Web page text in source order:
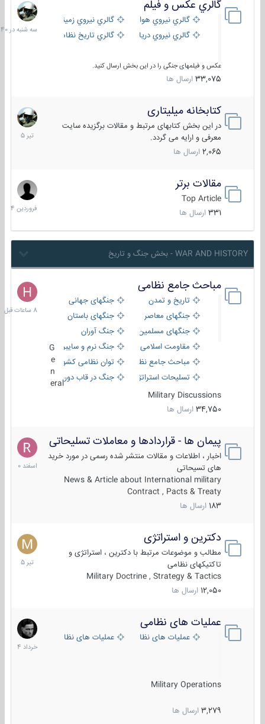
گالري عكس و فيلم
گالري نيروي هوايي
گالري نيروي زميني
گالري نيروي دريايي
گالري تاریخ نظامی
عکس و فیلمهای جنگی را در این بخش ارسال کنید.
33,075 ارسال ها
سه
شنبه
در
کتابخانه میلیتاری
در این بخش کتابهای مرتبط و مقالات برگزیده سایت
معرفی و ارایه می گردد.
2,065 ارسال ها
16
تیر
1405
مقالات برتر
Top Article
331 ارسال ها
29
فروردین
1404
WAR AND HISTORY - بخش جنگ و تاریخ
مباحث جامع نظامی
تاریخ و تمدن
جنگهای جهانی
جنگهای معاصر
جنگهای باستان
جنگهای مسلمین
جنگ آوران
مقاومت اسلامی
جنگ نرم و سایبری
مباحث جامع نظامی
توان نظامی کشورها
تسلیحات استراتژیک
جنگ در قاب دوربین
eral
Military Discussions
34,750 ارسال ها
8
ساعات
قبل
پیمان ها - قراردادها و معاملات تسلیحاتی
اخبار ، اطلاعات و مقالات منتشر شده رسمی در مورد خرید
های تسیحاتی
News & Article about International military
Contract , Pacts & Treaty
183 ارسال ها
7
اسفند
1400
دکترین و استراتژی
مطالب و موضوعات مرتبط با دکترین ، استراتژی و
تاکتیکهای نظامی
Military Doctrine , Strategy & Tactics
12,050 ارسال ها
27
تیر
1405
عملیات های نظامی
عملیات های نظامی ایرانعملیات های نظامی خارجی
Military Operations
3,279 ارسال ها
5
خرداد
1404